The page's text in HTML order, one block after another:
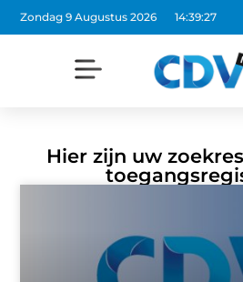
Zondag 9 Augustus 2026 14:39:27
Hier zijn uw